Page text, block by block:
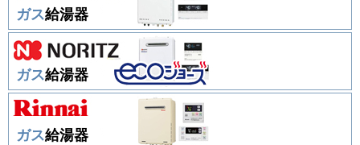
ガス給湯器
ガス給湯器
ガス給湯器